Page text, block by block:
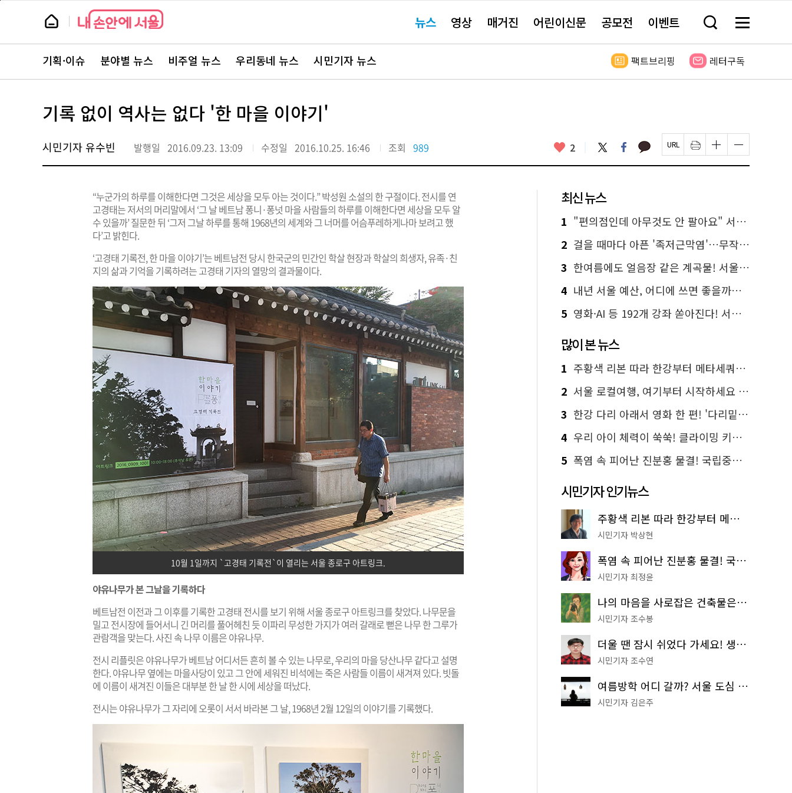
본
뉴
스 요뉴스 영상 매거진 어린이신문 공모전 이벤트 검
창
기
메
전
보
뉴
스
주
서
바
로
기획·이슈 분야별 뉴스 비주얼 뉴스 우리동네 뉴스 시민기자 뉴스 팩트브리핑 레터구독
기록 없이 역사는 없다 '한 마을 이야기'
시민기자 유수빈 발행일 2016.09.23. 13:09 수정일 2016.10.25. 16:46 조회 989 좋
요
2 트
위
터
페
이
스
카
카 페
이
지
인
쇄
하
글
자
크
하
기
글
자
크
하
“누군가의 하루를 이해한다면 그것은 세상을 모두 아는 것이다.” 박성원 소설의 한 구절이다. 전시를 연
고경태는 저서의 머리말에서 ‘그 날 베트남 퐁니·퐁넛 마을 사람들의 하루를 이해한다면 세상을 모두 알
수 있을까’ 질문한 뒤 ‘그저 그날 하루를 통해 1968년의 세계와 그 너머를 어슴푸레하게나마 보려고 했
다’고 밝힌다.
‘고경태 기록전, 한 마을 이야기’는 베트남전 당시 한국군의 민간인 학살 현장과 학살의 희생자, 유족·친
지의 삶과 기억을 기록하려는 고경태 기자의 열망의 결과물이다.
10월 1일까지 `고경태 기록전`이 열리는 서울 종로구 아트링크.
야유나무가 본 그날을 기록하다
베트남전 이전과 그 이후를 기록한 고경태 전시를 보기 위해 서울 종로구 아트링크를 찾았다. 나무문을
밀고 전시장에 들어서니 긴 머리를 풀어헤친 듯 이파리 무성한 가지가 여러 갈래로 뻗은 나무 한 그루가
관람객을 맞는다. 사진 속 나무 이름은 야유나무.
전시 리플릿은 야유나무가 베트남 어디서든 흔히 볼 수 있는 나무로, 우리의 마을 당산나무 같다고 설명
한다. 야유나무 옆에는 마을사당이 있고 그 안에 세워진 비석에는 죽은 사람들 이름이 새겨져 있다. 빗돌
에 이름이 새겨진 이들은 대부분 한 날 한 시에 세상을 떠났다.
전시는 야유나무가 그 자리에 오롯이 서서 바라본 그 날, 1968년 2월 12일의 이야기를 기록했다.
최신 뉴스
1 "편의점인데 아무것도 안 팔아요" 서울에서 가장 특별한 편의점의 정체
2 걸을 때마다 아픈 '족저근막염'…무작정 참지 말고 '이것' 해보세요!
3 한여름에도 얼음장 같은 계곡물! 서울 '진관사 계곡'이 천국이네~
4 내년 서울 예산, 어디에 쓰면 좋을까요? 온라인 투표
5 영화·AI 등 192개 강좌 쏟아진다! 서울시민대학 선착순 신청
많이 본 뉴스
1 주황색 리본 따라 한강부터 메타세쿼이아 숲길까지…서울둘레길 15코스
2 서울 로컬여행, 여기부터 시작하세요 '서울에디션25'
3 한강 다리 아래서 영화 한 편! '다리밑 영화관' 무료 상영
4 우리 아이 체력이 쑥쑥! 클라이밍 키즈카페·어린이 체력장
5 폭염 속 피어난 진분홍 물결! 국립중앙박물관 배롱나무 명소
시민기자 인기뉴스
주황색 리본 따라 한강부터 메타세쿼이아 숲길까지…서울둘레길 15코스
시민기자 박상현
폭염 속 피어난 진분홍 물결! 국립중앙박물관 배롱나무 명소
시민기자 최정윤
나의 마음을 사로잡은 건축물은? '서울시 건축상' 수상작 공개!
시민기자 조수봉
더울 땐 잠시 쉬었다 가세요! 생수 냉장고부터 해피소·무더위쉼터까지
시민기자 조수연
여름방학 어디 갈까? 서울 도심 무료 실내 여행 코스 추천
시민기자 김은주
페